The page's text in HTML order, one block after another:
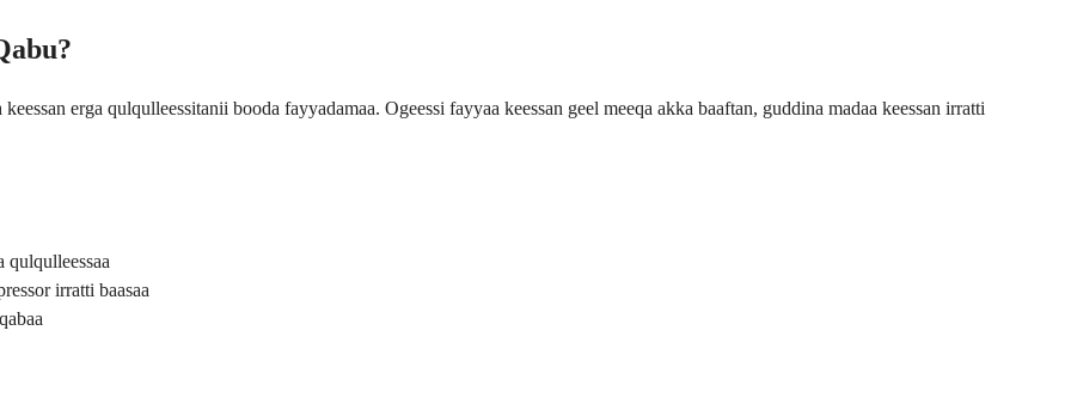
erga qulqulleessitanii booda fayyadamaa. Ogeessi fayyaa keessan geel meeqa akka baaftan, guddina madaa keessan irratti
qulqulleessaa
irratti baasaa